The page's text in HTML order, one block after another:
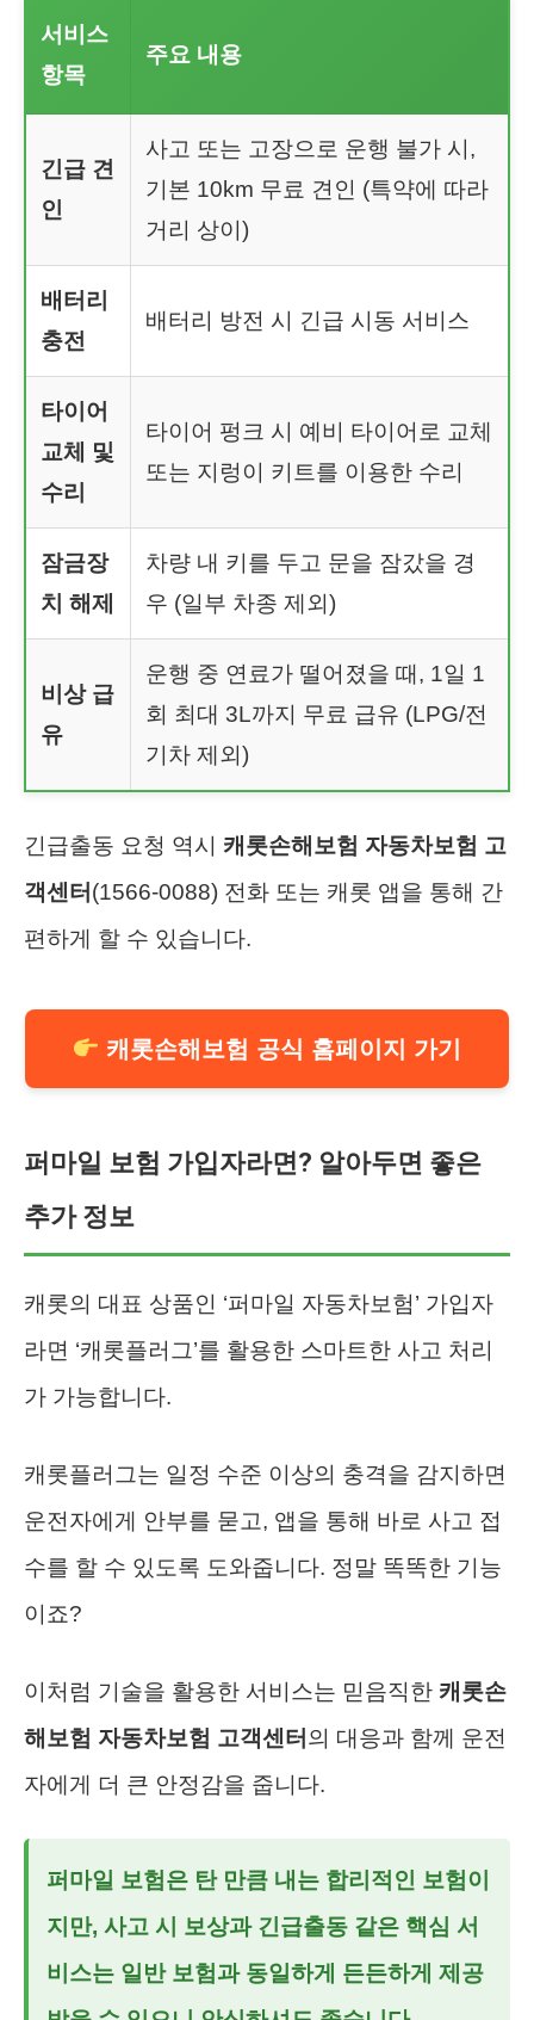
서비스
항목
주요 내용
긴급 견
인
사고 또는 고장으로 운행 불가 시,
기본 10km 무료 견인 (특약에 따라
거리 상이)
배터리
충전
배터리 방전 시 긴급 시동 서비스
타이어
교체 및
수리
타이어 펑크 시 예비 타이어로 교체
또는 지렁이 키트를 이용한 수리
잠금장
치 해제
차량 내 키를 두고 문을 잠갔을 경
우 (일부 차종 제외)
비상 급
유
운행 중 연료가 떨어졌을 때, 1일 1
회 최대 3L까지 무료 급유 (LPG/전
기차 제외)
긴급출동 요청 역시 캐롯손해보험 자동차보험 고
객센터 (1566-0088) 전화 또는 캐롯 앱을 통해 간
편하게 할 수 있습니다.
캐롯손해보험 공식 홈페이지 가기
퍼마일 보험 가입자라면? 알아두면 좋은
추가 정보
캐롯의 대표 상품인 ‘퍼마일 자동차보험’ 가입자
라면 ‘캐롯플러그’를 활용한 스마트한 사고 처리
가 가능합니다.
캐롯플러그는 일정 수준 이상의 충격을 감지하면
운전자에게 안부를 묻고, 앱을 통해 바로 사고 접
수를 할 수 있도록 도와줍니다. 정말 똑똑한 기능
이죠?
이처럼 기술을 활용한 서비스는 믿음직한 캐롯손
해보험 자동차보험 고객센터 의 대응과 함께 운전
자에게 더 큰 안정감을 줍니다.
퍼마일 보험은 탄 만큼 내는 합리적인 보험이
지만, 사고 시 보상과 긴급출동 같은 핵심 서
비스는 일반 보험과 동일하게 든든하게 제공